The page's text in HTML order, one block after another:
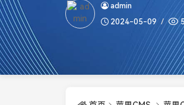
admin
2024-05-09